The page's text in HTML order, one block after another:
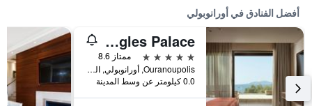
أفضل الفنادق في أورانوبولي
Eagles Palace
5 نجوم
ممتاز 8.6
Ouranoupolis, أورانوبولي, اليونان
0.0 كيلومتر عن وسط المدينة